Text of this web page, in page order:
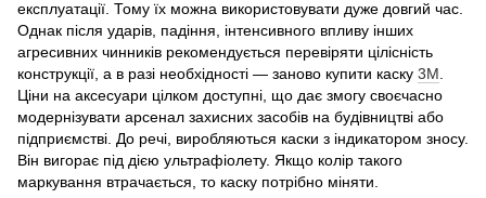
експлуатації. Тому їх можна використовувати дуже довгий час.
Однак після ударів, падіння, інтенсивного впливу інших
агресивних чинників рекомендується перевіряти цілісність
конструкції, а в разі необхідності — заново купити каску 3М
Ціни на аксесуари цілком доступні, що дає змогу своєчасно
модернізувати арсенал захисних засобів на будівництві або
підприємстві. До речі, виробляються каски з індикатором зносу.
Він вигорає під дією ультрафіолету. Якщо колір такого
маркування втрачається, то каску потрібно міняти.